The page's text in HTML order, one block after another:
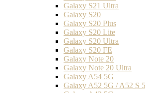
Galaxy S21 Ultra
Galaxy S20
Galaxy S20 Plus
Galaxy S20 Lite
Galaxy S20 Ultra
Galaxy S20 FE
Galaxy Note 20
Galaxy Note 20 Ultra
Galaxy A54 5G
Galaxy A52 5G / A52 S